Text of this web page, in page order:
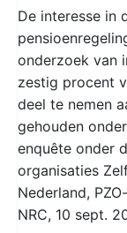
De interesse in
onderzoek van
zestig procent
deel te nemen
gehouden
enquête onder
organisaties
Nederland,
NRC, 10 sept.